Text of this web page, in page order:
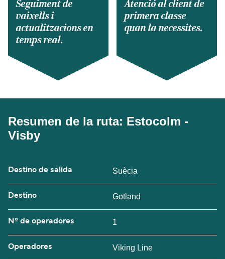
Seguiment de
vaixells i
actualitzacions en
temps real.
Atenció al client de
primera classe
quan la necessites.
Resumen de la ruta: Estocolm -
Visby
Destino de salida Suècia
Destino Gotland
Nº de operadores 1
Operadores Viking Line